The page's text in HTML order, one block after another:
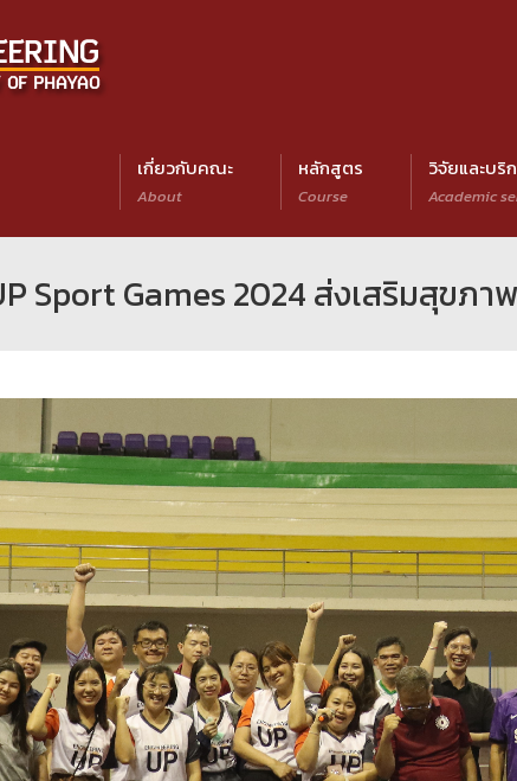
เกี่ยวกับคณะ
About
หลักสูตร
Course
วิจัยและบริ
Academic
Sport Games 2024 ส่งเสริมสุขภ